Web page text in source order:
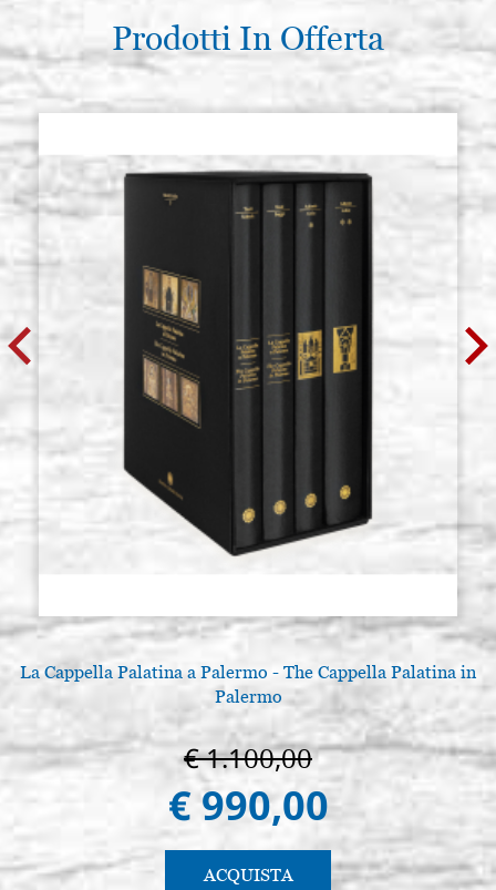
Prodotti In Offerta
La Cappella Palatina a Palermo - The Cappella Palatina in
Palermo
€ 1.100,00
€ 990,00
ACQUISTA